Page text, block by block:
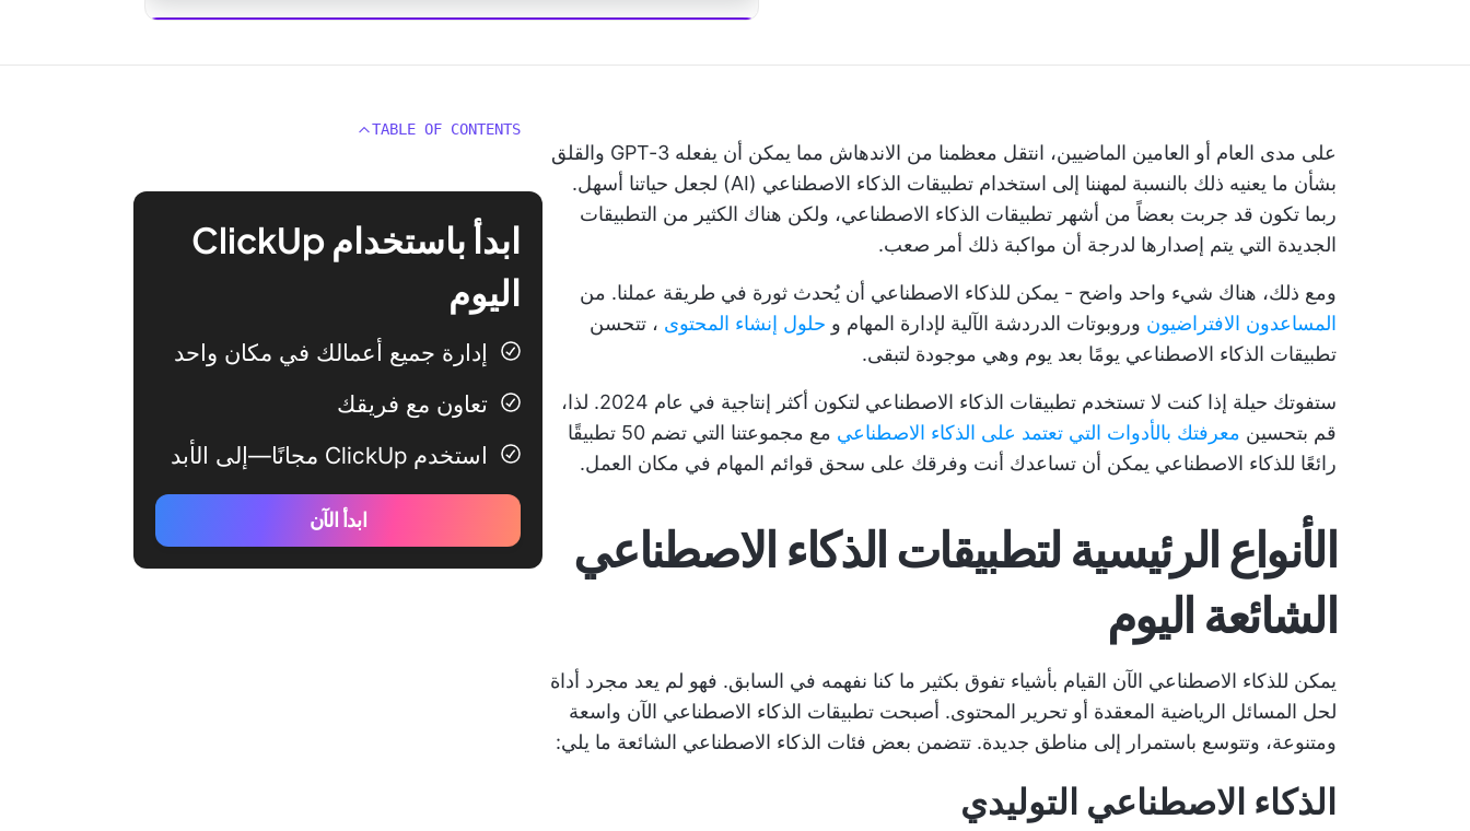
على مدى العام أو العامين الماضيين، انتقل معظمنا من الاندهاش مما يمكن أن يفعله GPT-3 والقلق
بشأن ما يعنيه ذلك بالنسبة لمهننا إلى استخدام تطبيقات الذكاء الاصطناعي (AI) لجعل حياتنا أسهل.
ربما تكون قد جربت بعضاً من أشهر تطبيقات الذكاء الاصطناعي، ولكن هناك الكثير من التطبيقات
الجديدة التي يتم إصدارها لدرجة أن مواكبة ذلك أمر صعب.
ومع ذلك، هناك شيء واحد واضح - يمكن للذكاء الاصطناعي أن يُحدث ثورة في طريقة عملنا. من
المساعدون الافتراضيون وروبوتات الدردشة الآلية لإدارة المهام و حلول إنشاء المحتوى ، تتحسن
تطبيقات الذكاء الاصطناعي يومًا بعد يوم وهي موجودة لتبقى.
ستفوتك حيلة إذا كنت لا تستخدم تطبيقات الذكاء الاصطناعي لتكون أكثر إنتاجية في عام 2024. لذا،
قم بتحسين معرفتك بالأدوات التي تعتمد على الذكاء الاصطناعي
مع مجموعتنا التي تضم 50 تطبيقًا
رائعًا للذكاء الاصطناعي يمكن أن تساعدك أنت وفرقك على سحق قوائم المهام في مكان العمل.
الأنواع الرئيسية لتطبيقات الذكاء الاصطناعي
الشائعة اليوم
يمكن للذكاء الاصطناعي الآن القيام بأشياء تفوق بكثير ما كنا نفهمه في السابق. فهو لم يعد مجرد أداة
لحل المسائل الرياضية المعقدة أو تحرير المحتوى. أصبحت تطبيقات الذكاء الاصطناعي الآن واسعة
ومتنوعة، وتتوسع باستمرار إلى مناطق جديدة. تتضمن بعض فئات الذكاء الاصطناعي الشائعة ما يلي:
الذكاء الاصطناعي التوليدي
TABLE OF CONTENTS
ابدأ باستخدام ClickUp
اليوم
إدارة جميع أعمالك في مكان واحد
تعاون مع فريقك
استخدم ClickUp مجانًا—إلى الأبد
ابدأ الآن